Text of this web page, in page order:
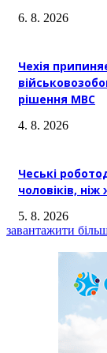
6. 8. 2026
Чехія
рішення МВС
4. 8. 2026
Чеські
чоловіків, ніж
5. 8. 2026
завантажити